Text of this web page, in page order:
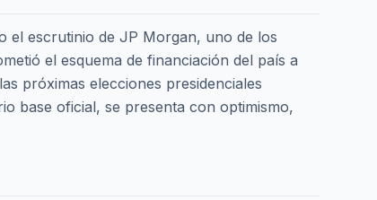
el escrutinio de JP Morgan, uno de los
el esquema de financiación del país a
próximas elecciones presidenciales
base oficial, se presenta con optimismo,